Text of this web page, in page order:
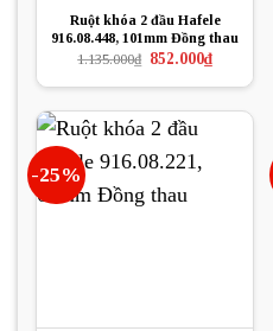
Ruột khóa 2 đầu Hafele
916.08.448, 101mm Đồng thau
1.135.000₫ Giá
là:
852.000₫Giá
hiện
tại
852.000₫.
-25%